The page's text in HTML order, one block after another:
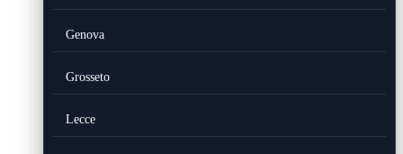
Genova
Grosseto
Lecce